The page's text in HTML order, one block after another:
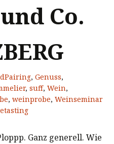
Co.
, Genuss,
, suff, Wein,
, weinprobe, Weinseminar
Ganz generell. Wie